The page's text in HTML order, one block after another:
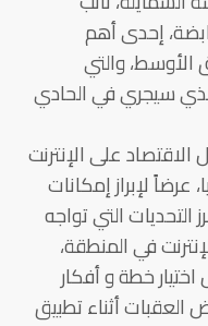
إحدى أهم
الأوسط، والتي
سيجري في الحادي
على الإنترنت
لإبراز إمكانات
التي تواجه
في المنطقة،
خطة و أفكار
العقبات أثناء تطبيق